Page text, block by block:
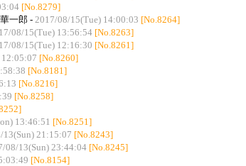
[No.8279]
一郎 - 2017/08/15(Tue) 14:00:03 [No.8264]
08/15(Tue) 13:56:54 [No.8263]
08/15(Tue) 12:16:30 [No.8261]
[No.8260]
[No.8181]
[No.8216]
[No.8258]
13:46:51 [No.8251]
13(Sun) 21:15:07 [No.8243]
08/13(Sun) 23:44:04 [No.8245]
[No.8154]